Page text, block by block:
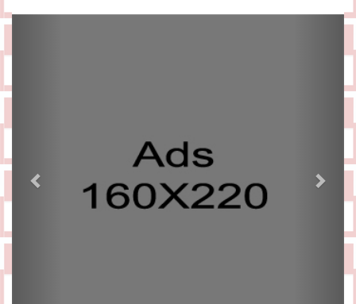
Next